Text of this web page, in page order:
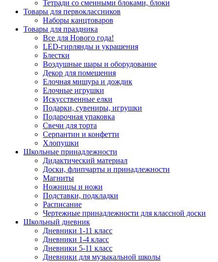
Тетради со сменными блоками, блоки
Товары для первоклассников
Наборы канцтоваров
Товары для праздника
Все для Нового года!
LED-гирлянды и украшения
Блестки
Воздушные шары и оборудование
Декор для помещения
Елочная мишура и дождик
Елочные игрушки
Искусственные елки
Подарки, сувениры, игрушки
Подарочная упаковка
Свечи для торта
Серпантин и конфетти
Хлопушки
Школьные принадлежности
Дидактический материал
Доски, флипчарты и принадлежности
Магниты
Ножницы и ножи
Подставки, подкладки
Расписание
Чертежные принадлежности для классной доски
Школьный дневник
Дневники 1-11 класс
Дневники 1-4 класс
Дневники 5-11 класс
Дневники для музыкальной школы